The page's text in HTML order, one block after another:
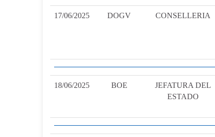
17/06/2025 DOGV CONSELLERIA
18/06/2025 BOE
JEFATURA DEL
ESTADO